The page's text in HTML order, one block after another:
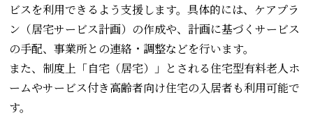
ビスを利用できるよう支援します。具体的には、ケアプラ
ン（居宅サービス計画）の作成や、計画に基づくサービス
の手配、事業所との連絡・調整などを行います。
また、制度上「自宅（居宅）」とされる住宅型有料老人ホ
ームやサービス付き高齢者向け住宅の入居者も利用可能で
す。